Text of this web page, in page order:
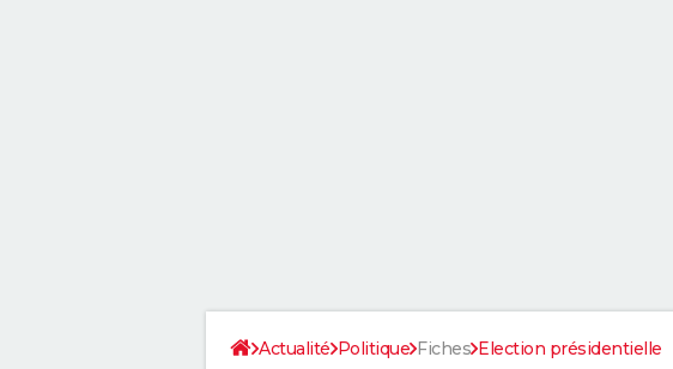
Actualité Politique Fiches Election présidentielle